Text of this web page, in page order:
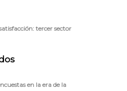
tercer sector
en la era de la